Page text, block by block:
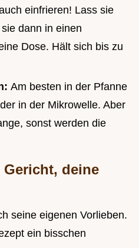
einfrieren! Lass sie
dann in einen
Dose. Hält sich bis zu
Am besten in der Pfanne
in der Mikrowelle. Aber
sonst werden die
deine
seine eigenen Vorlieben.
ein bisschen